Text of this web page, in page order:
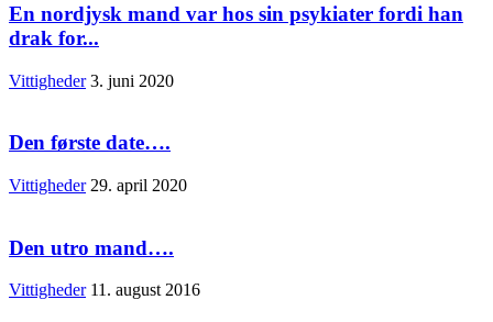
En nordjysk mand var hos sin psykiater fordi han
drak for...
Vittigheder 3. juni 2020
Den første date….
Vittigheder 29. april 2020
Den utro mand….
Vittigheder 11. august 2016